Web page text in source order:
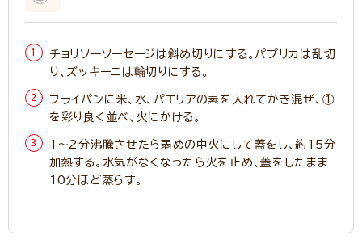
チョリソーソーセージは斜め切りにする。パプリカは乱切
り、ズッキーニは輪切りにする。
フライパンに米、水、パエリアの素を入れてかき混ぜ、①
を彩り良く並べ、火にかける。
1～2分沸騰させたら弱めの中火にして蓋をし、約15分
加熱する。水気がなくなったら火を止め、蓋をしたまま
10分ほど蒸らす。